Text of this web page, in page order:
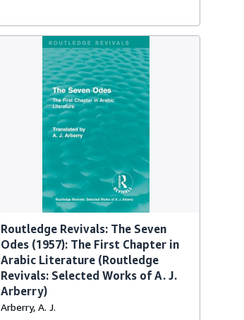
Routledge Revivals: The Seven
Odes (1957): The First Chapter in
Arabic Literature (Routledge
Revivals: Selected Works of A. J.
Arberry)
Arberry, A. J.